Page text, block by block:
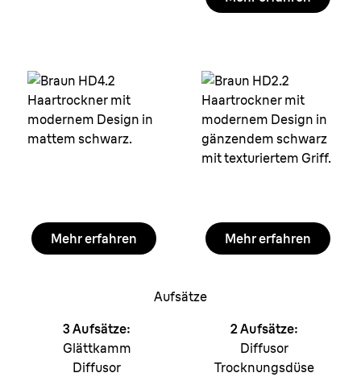
Mehr erfahren Mehr erfahren
Aufsätze
3 Aufsätze:
Glättkamm
Diffusor
2 Aufsätze:
Diffusor
Trocknungsdüse